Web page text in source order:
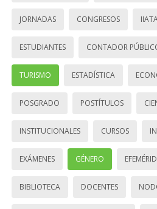
JORNADAS CONGRESOS
ESTUDIANTES CONTADOR
TURISMO ESTADÍSTICA
POSGRADO POSTÍTULOS
INSTITUCIONALES CURSOS
EXÁMENES GÉNERO
BIBLIOTECA DOCENTES